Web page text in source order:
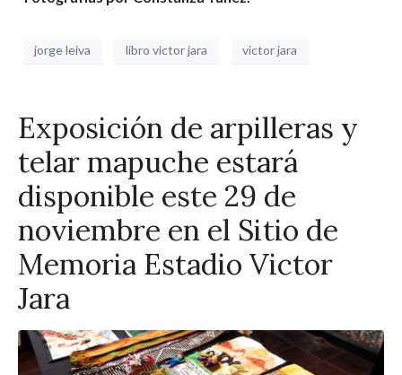
jorge leiva libro victor jara victor jara
Exposición de arpilleras y
telar mapuche estará
disponible este 29 de
noviembre en el Sitio de
Memoria Estadio Victor
Jara